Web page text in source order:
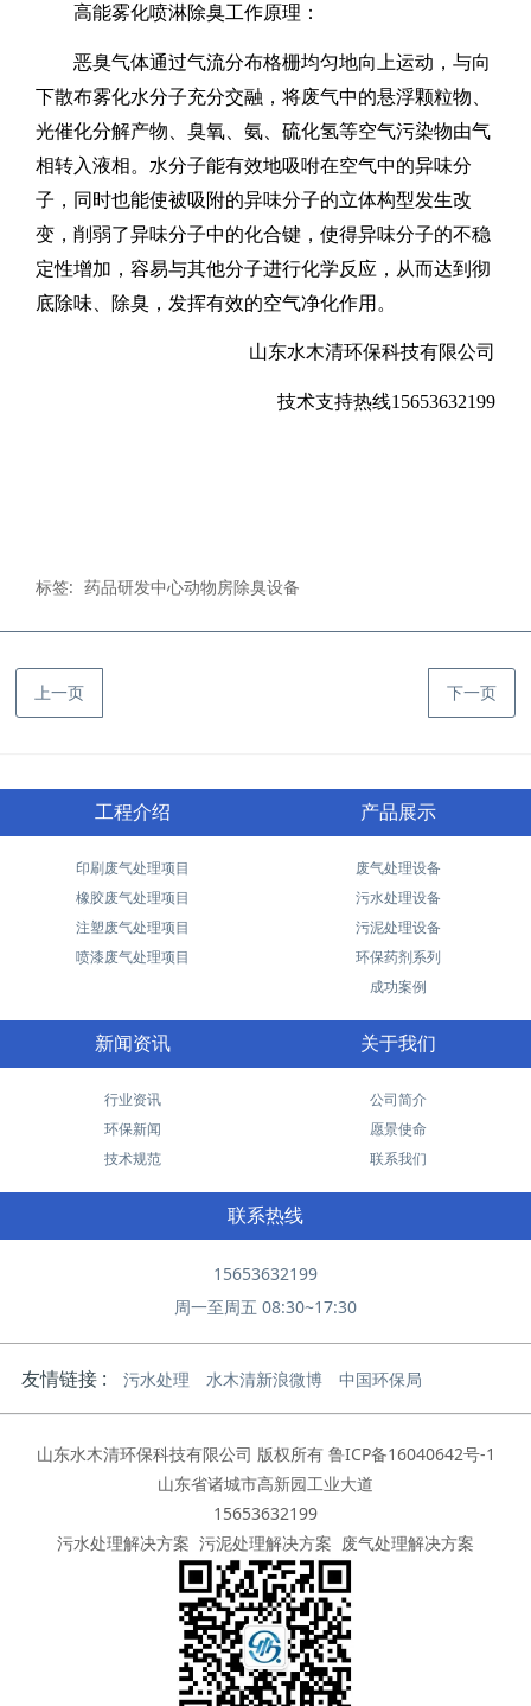
高能雾化喷淋除臭工作原理：
恶臭气体通过气流分布格栅均匀地向上运动，与向
下散布雾化水分子充分交融，将废气中的悬浮颗粒物、
光催化分解产物、臭氧、氨、硫化氢等空气污染物由气
相转入液相。水分子能有效地吸咐在空气中的异味分
子，同时也能使被吸附的异味分子的立体构型发生改
变，削弱了异味分子中的化合键，使得异味分子的不稳
定性增加，容易与其他分子进行化学反应，从而达到彻
底除味、除臭，发挥有效的空气净化作用。
山东水木清环保科技有限公司
技术支持热线15653632199
标签: 药品研发中心动物房除臭设备
上一页 下一页
工程介绍
印刷废气处理项目
橡胶废气处理项目
注塑废气处理项目
喷漆废气处理项目
产品展示
废气处理设备
污水处理设备
污泥处理设备
环保药剂系列
成功案例
新闻资讯
行业资讯
环保新闻
技术规范
关于我们
公司简介
愿景使命
联系我们
联系热线
15653632199
周一至周五 08:30~17:30
友情链接 : 污水处理 水木清新浪微博 中国环保局
山东水木清环保科技有限公司 版权所有 鲁ICP备16040642号-1
山东省诸城市高新园工业大道
15653632199
污水处理解决方案 污泥处理解决方案 废气处理解决方案